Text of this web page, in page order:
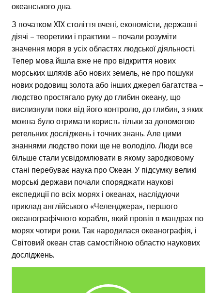
океанського дна.
З початком XIX століття вчені, економісти, державні
діячі – теоретики і практики – почали розуміти
значення моря в усіх областях людської діяльності.
Тепер мова йшла вже не про відкриття нових
морських шляхів або нових земель, не про пошуки
нових родовищ золота або інших джерел багатства –
людство простягало руку до глибин океану, що
вислизнули поки від його контролю, до глибин, з яких
можна було отримати користь тільки за допомогою
ретельних досліджень і точних знань. Але цими
знаннями людство поки ще не володіло. Люди все
більше стали усвідомлювати в якому зародковому
стані перебуває наука про Океан. У підсумку великі
морські держави почали споряджати наукові
експедиції по всіх морях і океанах, наслідуючи
приклад англійського «Челенджера», першого
океанографічного корабля, який провів в мандрах по
морях чотири роки. Так народилася океанографія, і
Світовий океан став самостійною областю наукових
досліджень.